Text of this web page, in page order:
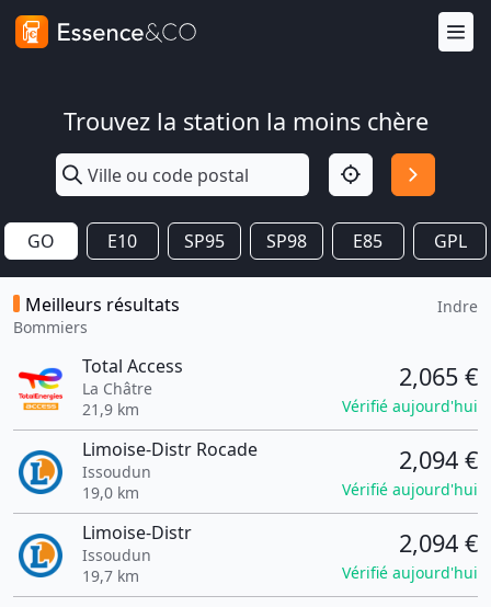
Trouvez la station la moins chère
GO E10 SP95 SP98 E85 GPL
Meilleurs résultats
Bommiers
Indre
Total Access
La Châtre
21,9 km
2,065 €
Vérifié aujourd'hui
Limoise-Distr Rocade
Issoudun
19,0 km
2,094 €
Vérifié aujourd'hui
Limoise-Distr
Issoudun
19,7 km
2,094 €
Vérifié aujourd'hui